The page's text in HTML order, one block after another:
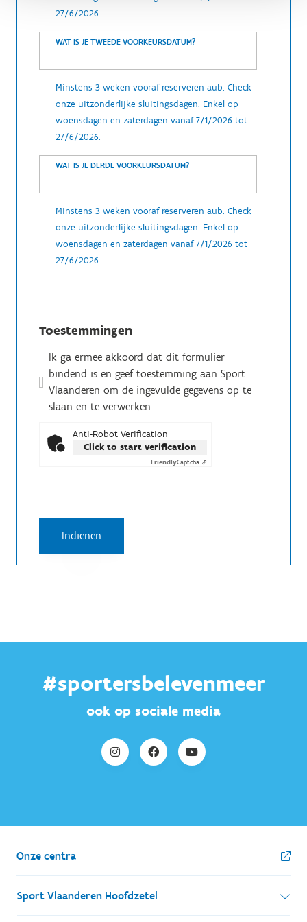
27/6/2026.
WAT IS JE TWEEDE VOORKEURSDATUM?
Minstens 3 weken vooraf reserveren aub. Check
onze uitzonderlijke sluitingsdagen. Enkel op
woensdagen en zaterdagen vanaf 7/1/2026 tot
27/6/2026.
WAT IS JE DERDE VOORKEURSDATUM?
Minstens 3 weken vooraf reserveren aub. Check
onze uitzonderlijke sluitingsdagen. Enkel op
woensdagen en zaterdagen vanaf 7/1/2026 tot
27/6/2026.
Toestemmingen
Ik ga ermee akkoord dat dit formulier
bindend is en geef toestemming aan Sport
Vlaanderen om de ingevulde gegevens op te
slaan en te verwerken.
Anti-Robot Verification
Click to start verification
FriendlyCaptcha ⇗
#sportersbelevenmeer
ook op sociale media
Onze centra
Sport Vlaanderen Hoofdzetel